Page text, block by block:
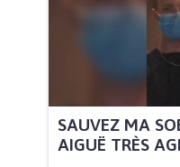
SAUVEZ MA
AIGUË TRÈS